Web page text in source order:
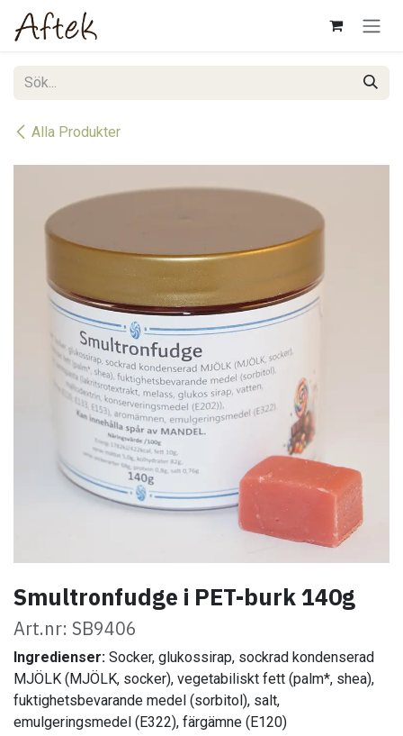
Hoppa till innehåll
Alla Produkter
Smultronfudge i PET-burk 140g
Art.nr: SB9406
Ingredienser: Socker, glukossirap, sockrad kondenserad
MJÖLK (MJÖLK, socker), vegetabiliskt fett (palm*, shea),
fuktighetsbevarande medel (sorbitol), salt,
emulgeringsmedel (E322), färgämne (E120)